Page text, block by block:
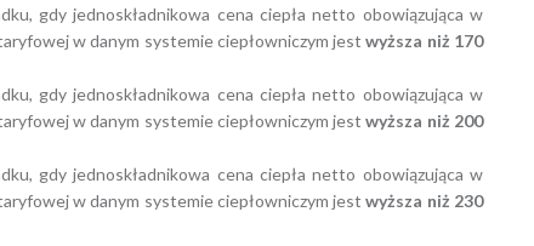
gdy jednoskładnikowa cena ciepła netto obowiązująca w
w danym systemie ciepłowniczym jestwyższa niż 170
gdy jednoskładnikowa cena ciepła netto obowiązująca w
w danym systemie ciepłowniczym jestwyższa niż 200
gdy jednoskładnikowa cena ciepła netto obowiązująca w
w danym systemie ciepłowniczym jest wyższa niż 230